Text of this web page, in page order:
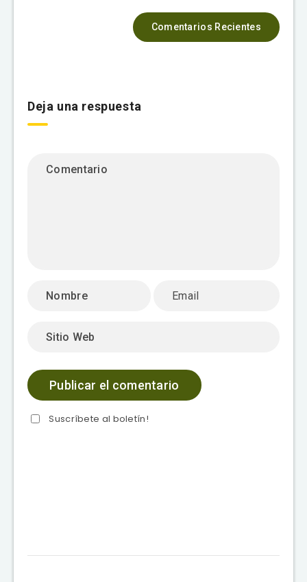
Comentarios Recientes
Deja una respuesta
Suscríbete al boletín!